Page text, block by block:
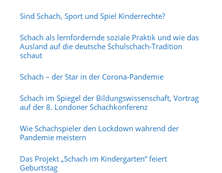
Sind Schach, Sport und Spiel Kinderrechte?
Schach als lernfördernde soziale Praktik und wie das
Ausland auf die deutsche Schulschach-Tradition
schaut
Schach – der Star in der Corona-Pandemie
Schach im Spiegel der Bildungswissenschaft, Vortrag
auf der 8. Londoner Schachkonferenz
Wie Schachspieler den Lockdown während der
Pandemie meistern
Das Projekt „Schach im Kindergarten“ feiert
Geburtstag